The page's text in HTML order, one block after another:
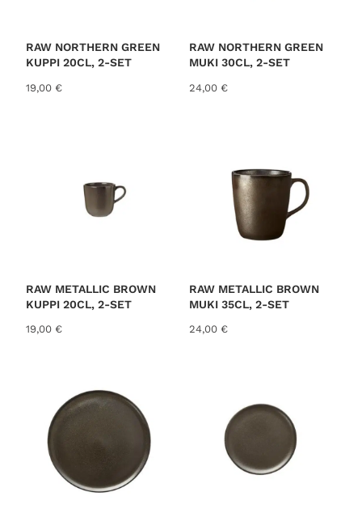
RAW NORTHERN GREEN
KUPPI 20CL, 2-SET
19,00 €
RAW NORTHERN GREEN
MUKI 30CL, 2-SET
24,00 €
RAW METALLIC BROWN
KUPPI 20CL, 2-SET
19,00 €
RAW METALLIC BROWN
MUKI 35CL, 2-SET
24,00 €